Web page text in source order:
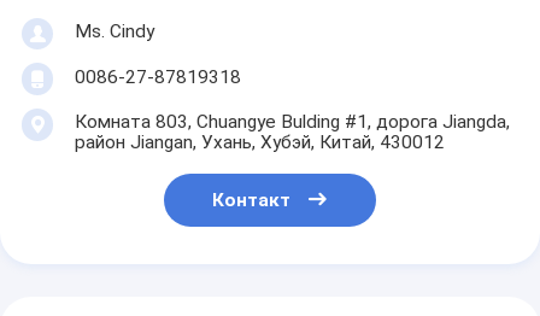
Ms. Cindy
0086-27-87819318
Комната 803, Chuangye Bulding #1, дорога Jiangda,
район Jiangan, Ухань, Хубэй, Китай, 430012
Контакт